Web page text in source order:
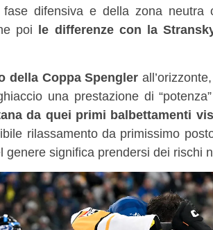
difensiva e della zona neutra
poi le differenze con la
della Coppa Spengler
una prestazione di
da quei primi balbettamenti
rilassamento da primissimo
genere significa prendersi dei rischi